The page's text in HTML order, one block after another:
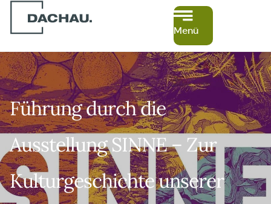
Menü
Führung durch die
Ausstellung SINNE – Zur
Kulturgeschichte unserer